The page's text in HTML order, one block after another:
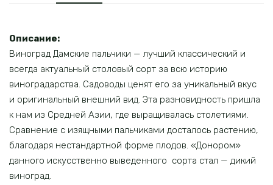
Описание:
Виноград Дамские пальчики — лучший классический и
всегда актуальный столовый сорт за всю историю
виноградарства. Садоводы ценят его за уникальный вкус
и оригинальный внешний вид. Эта разновидность пришла
к нам из Средней Азии, где выращивалась столетиями.
Сравнение с изящными пальчиками досталось растению,
благодаря нестандартной форме плодов. «Донором»
данного искусственно выведенного сорта стал — дикий
виноград.